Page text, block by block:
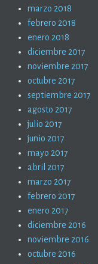
marzo 2018
febrero 2018
enero 2018
diciembre 2017
noviembre 2017
octubre 2017
septiembre 2017
agosto 2017
julio 2017
junio 2017
mayo 2017
abril 2017
marzo 2017
febrero 2017
enero 2017
diciembre 2016
noviembre 2016
octubre 2016